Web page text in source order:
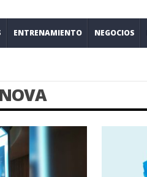
ENTRENAMIENTO NEGOCIOS